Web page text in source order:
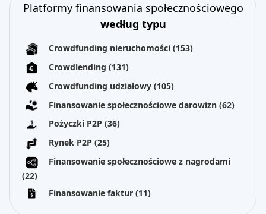
Platformy finansowania społecznościowego
według typu
Crowdfunding nieruchomości (153)
Crowdlending (131)
Crowdfunding udziałowy (105)
Finansowanie społecznościowe darowizn (62)
Pożyczki P2P (36)
Rynek P2P (25)
Finansowanie społecznościowe z nagrodami
(22)
Finansowanie faktur (11)